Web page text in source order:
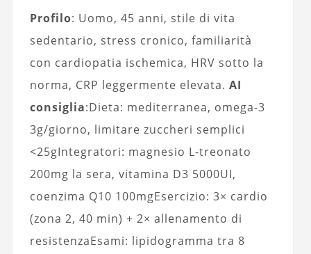
Profilo: Uomo, 45 anni, stile di vita
sedentario, stress cronico, familiarità
con cardiopatia ischemica, HRV sotto la
norma, CRP leggermente elevata. AI
consiglia:Dieta: mediterranea, omega-3
3g/giorno, limitare zuccheri semplici
<25gIntegratori: magnesio L-treonato
200mg la sera, vitamina D3 5000UI,
coenzima Q10 100mgEsercizio: 3× cardio
(zona 2, 40 min) + 2× allenamento di
resistenzaEsami: lipidogramma tra 8